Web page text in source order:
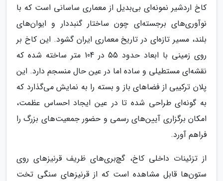
کاخ اردشیر نمونه‌ای بی‌بدیل از معماری ساسانی است که با
نوآوری‌های برجسته‌ای چون ساختار گنبددار و ایوان‌های
بلند، مسیر تازه‌ای در تاریخ معماری ایران گشود. این کاخ بر
روی زمینی با ابعاد حدود 55 در 104 متر ساخته شده که
نقشه‌ای مستطیلی و ساده اما در عین حال منسجم دارد. این
پلان ترکیبی از فضاهای باز و بسته را به نمایش می‌گذارد که
به گونه‌ای طراحی شده تا در عین ایجاد احساس عظمت،
امکان برگزاری آیین‌های رسمی و حضور جمعیت‌های بزرگ را
فراهم آورد.
از تزئینات داخلی کاخ، گچ‌بری‌های ظریف قرنیزهای روی
ستون‌ها قابل مشاهده است که از قرنیزهای سنگی تخت